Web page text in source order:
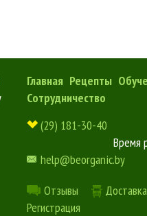
Главная Рецепты
Сотрудничество
(29) 181-30-40
Время
help@beorganic.by
Отзывы
Регистрация